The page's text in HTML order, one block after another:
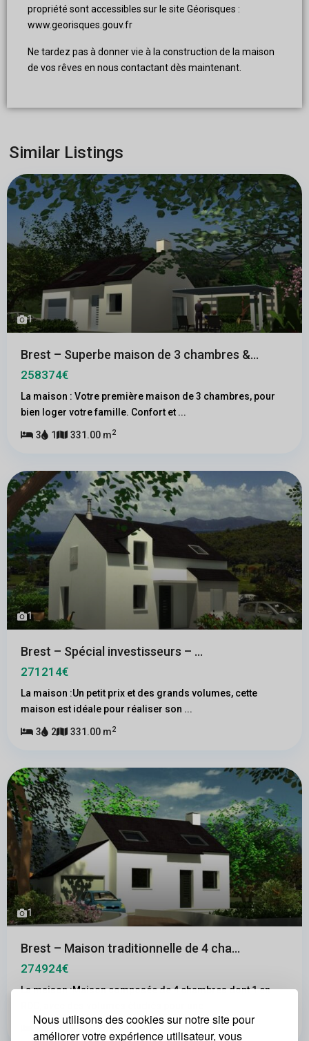
Nous utilisons des cookies sur notre site pour
améliorer votre expérience utilisateur, vous
propriété sont accessibles sur le site Géorisques :
www.georisques.gouv.fr
Ne tardez pas à donner vie à la construction de la maison
de vos rêves en nous contactant dès maintenant.
Similar Listings
1
Brest – Superbe maison de 3 chambres &...
258374€
La maison : Votre première maison de 3 chambres, pour
bien loger votre famille. Confort et ...
3 1 331.00 m2
1
Brest – Spécial investisseurs – ...
271214€
La maison :Un petit prix et des grands volumes, cette
maison est idéale pour réaliser son ...
3 2 331.00 m2
1
Brest – Maison traditionnelle de 4 cha...
274924€
La maison :Maison composée de 4 chambres dont 1 en
2